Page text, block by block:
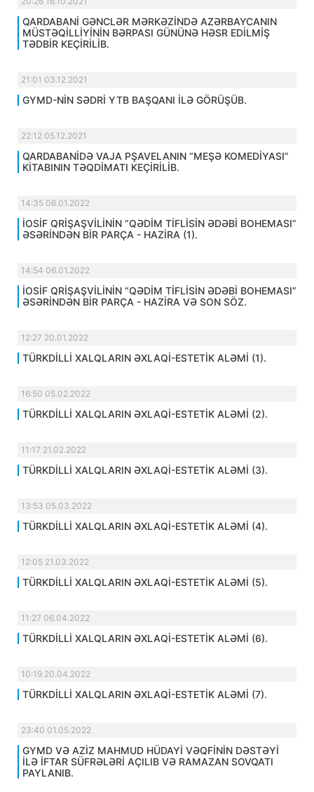
QARDABANİ GƏNCLƏR MƏRKƏZİNDƏ AZƏRBAYCANIN
MÜSTƏQİLLİYİNİN BƏRPASI GÜNÜNƏ HƏSR EDİLMİŞ
TƏDBİR KEÇİRİLİB.
21:01 03.12.2021
GYMD-NİN SƏDRİ YTB BAŞQANI İLƏ GÖRÜŞÜB.
22:12 05.12.2021
QARDABANİDƏ VAJA PŞAVELANIN “MEŞƏ KOMEDİYASI”
KİTABININ TƏQDİMATI KEÇİRİLİB.
14:35 06.01.2022
İOSİF QRİŞAŞVİLİNİN “QƏDİM TİFLİSİN ƏDƏBİ BOHEMASI”
ƏSƏRİNDƏN BİR PARÇA - HAZİRA (1).
14:54 06.01.2022
İOSİF QRİŞAŞVİLİNİN “QƏDİM TİFLİSİN ƏDƏBİ BOHEMASI”
ƏSƏRİNDƏN BİR PARÇA - HAZİRA VƏ SON SÖZ.
12:27 20.01.2022
TÜRKDİLLİ XALQLARIN ƏXLAQİ-ESTETİK ALƏMİ (1).
16:50 05.02.2022
TÜRKDİLLİ XALQLARIN ƏXLAQİ-ESTETİK ALƏMİ (2).
11:17 21.02.2022
TÜRKDİLLİ XALQLARIN ƏXLAQİ-ESTETİK ALƏMİ (3).
13:53 05.03.2022
TÜRKDİLLİ XALQLARIN ƏXLAQİ-ESTETİK ALƏMİ (4).
12:05 21.03.2022
TÜRKDİLLİ XALQLARIN ƏXLAQİ-ESTETİK ALƏMİ (5).
11:27 06.04.2022
TÜRKDİLLİ XALQLARIN ƏXLAQİ-ESTETİK ALƏMİ (6).
10:19 20.04.2022
TÜRKDİLLİ XALQLARIN ƏXLAQİ-ESTETİK ALƏMİ (7).
23:40 01.05.2022
GYMD VƏ AZİZ MAHMUD HÜDAYİ VƏQFİNİN DƏSTƏYİ
İLƏ İFTAR SÜFRƏLƏRİ AÇILIB VƏ RAMAZAN SOVQATI
PAYLANIB.